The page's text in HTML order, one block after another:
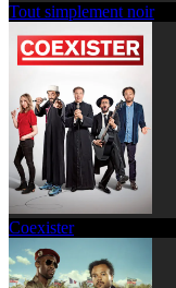
Tout simplement noir
Coexister